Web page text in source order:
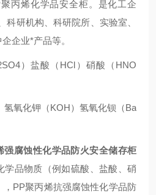
丙烯化学品安全柜。是化工企
科研机构、科研院所、实验室、
企业*产品等。
）盐酸（HCl）硝酸（HNO
氢氧化钾（KOH）氢氧化钡（Ba
强腐蚀性化学品防火安全储存柜
学品物质（例如硫酸、盐酸、硝
PP聚丙烯抗强腐蚀性化学品防